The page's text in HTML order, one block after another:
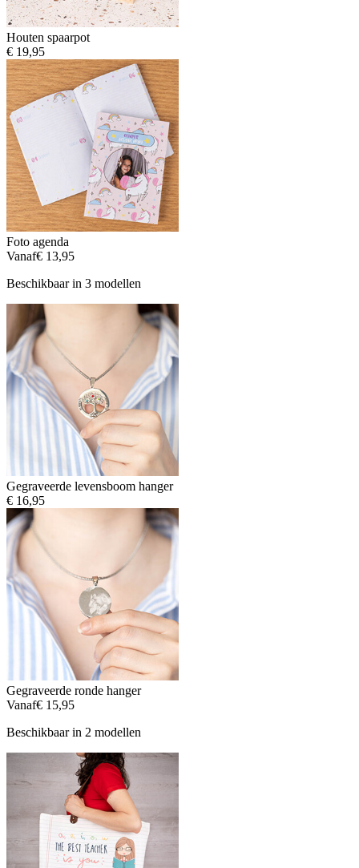
Houten spaarpot
€ 19,95
Foto agenda
Vanaf€ 13,95
Beschikbaar in 3 modellen
Gegraveerde levensboom hanger
€ 16,95
Gegraveerde ronde hanger
Vanaf€ 15,95
Beschikbaar in 2 modellen